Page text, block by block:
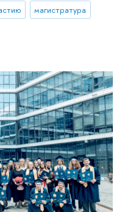
магистратура